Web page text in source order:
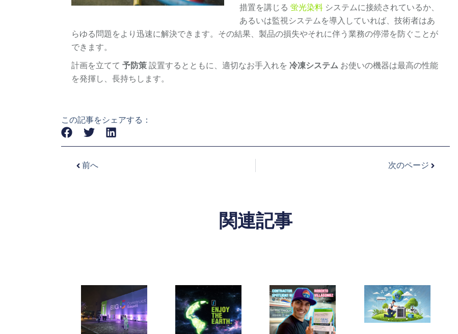
措置を講じる蛍光染料 システムに接続されているか、
あるいは監視システムを導入していれば、技術者はあ
らゆる問題をより迅速に解決できます。その結果、製品の損失やそれに伴う業務の停滞を防ぐことが
できます。
計画を立てて予防策 設置するとともに、適切なお手入れを冷凍システム お使いの機器は最高の性能
を発揮し、長持ちします。
この記事をシェアする：
前へ 次のページ
関連記事